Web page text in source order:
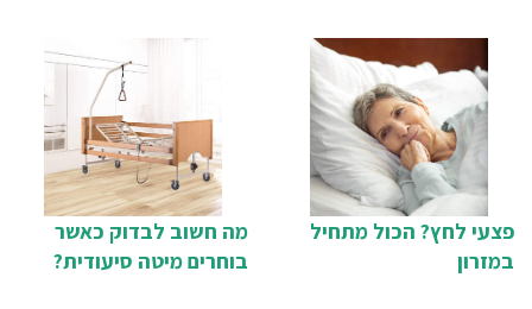
מרחב המגורים כמובן. במאמר זה
תמצאו את ההתאמות החשובות
ביותר שכדאי לבצע להבטחת
איכות חיים מקסימלית גם כשישנה
מוגבלות משמעותית.
מה חשוב לבדוק כאשר
בוחרים מיטה סיעודית?
פצעי לחץ? הכול מתחיל
במזרון